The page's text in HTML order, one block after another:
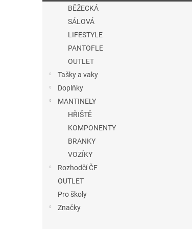
BĚŽECKÁ
SÁLOVÁ
LIFESTYLE
PANTOFLE
OUTLET
Tašky a vaky
Doplňky
MANTINELY
HŘIŠTĚ
KOMPONENTY
BRANKY
VOZÍKY
Rozhodčí ČF
OUTLET
Pro školy
Značky